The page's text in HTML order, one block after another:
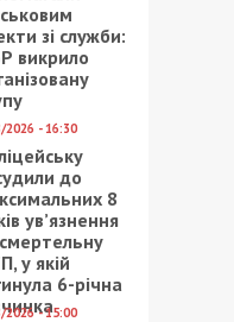
зі служби:
викрило
2026 - 16:30
до
8
ув’язнення
у якій
6-річна
2026 - 15:00